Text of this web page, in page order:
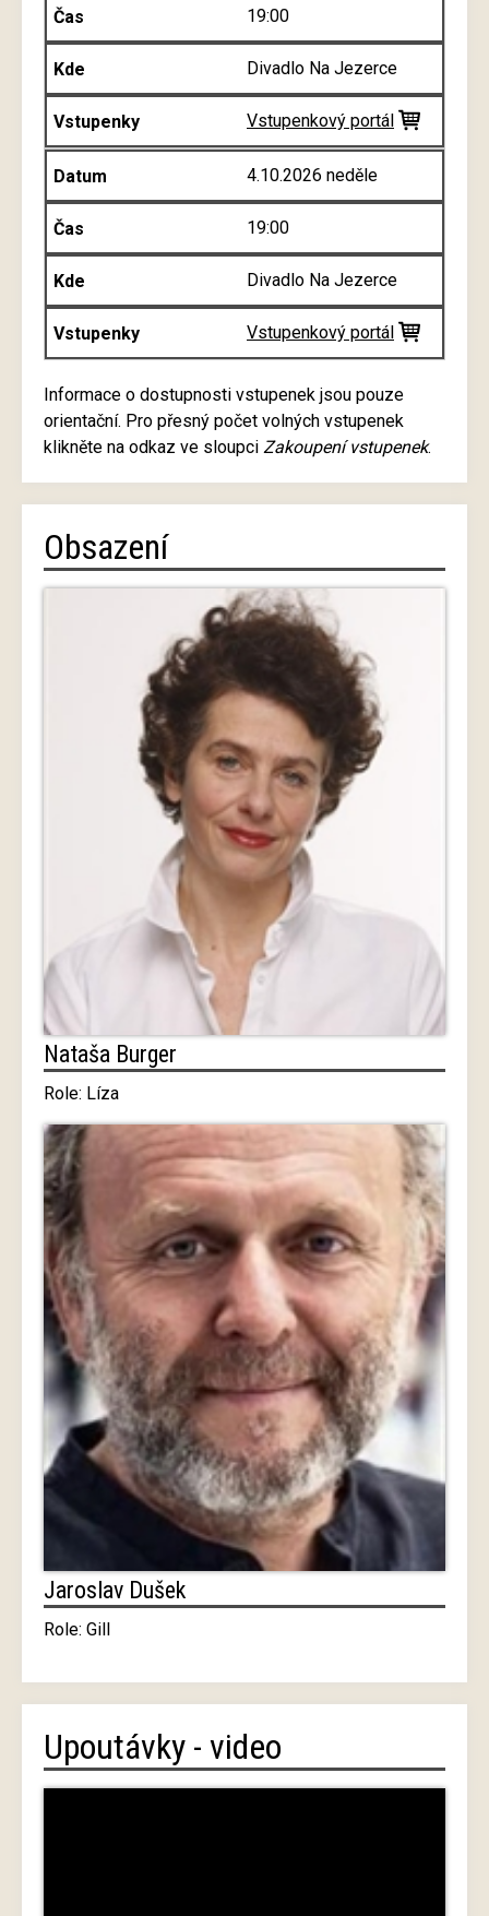
19:00
Divadlo Na Jezerce
Vstupenkový portál
4.10.2026 neděle
19:00
Divadlo Na Jezerce
Vstupenkový portál
Informace o dostupnosti vstupenek jsou pouze
orientační. Pro přesný počet volných vstupenek
klikněte na odkaz ve sloupci Zakoupení vstupenek.
Obsazení
Nataša Burger
Role: Líza
Jaroslav Dušek
Role: Gill
Upoutávky - video